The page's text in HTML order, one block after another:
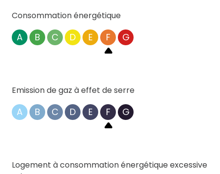
Consommation énergétique
A B C D E F G
Emission de gaz à effet de serre
A B C D E F G
Logement à consommation énergétique excessive